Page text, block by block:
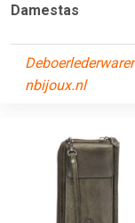
Damestas
nbijoux.nl